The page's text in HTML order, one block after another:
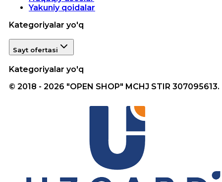
Yakuniy qoidalar
Kategoriyalar yo'q
Sayt ofertasi
Kategoriyalar yo'q
© 2018 - 2026 "OPEN SHOP" MCHJ STIR 307095613.